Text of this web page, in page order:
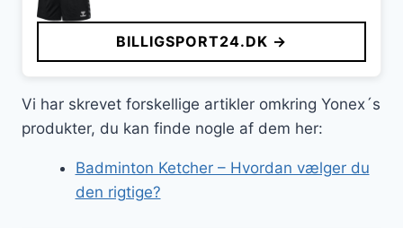
BILLIGSPORT24.DK →
Vi har skrevet forskellige artikler omkring Yonex´s
produkter, du kan finde nogle af dem her:
Badminton Ketcher – Hvordan vælger du
den rigtige?